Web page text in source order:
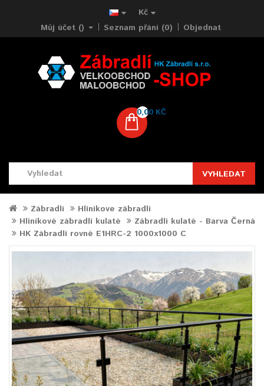
Kč
Můj účet ()
Seznam přání (0) Objednat
0,00 KČ
VYHLEDAT
Zábradlí
Hliníkove zábradlí
Hliníkové zábradlí kulaté
Zábradlí kulaté - Barva Černá
HK Zábradlí rovné E1HRC-2 1000x1000 C